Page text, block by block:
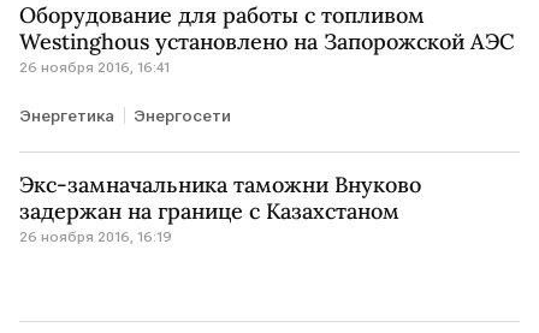
Оборудование для работы с топливом
Westinghous установлено на Запорожской АЭС
26 ноября 2016, 16:41
Энергетика Энергосети
Экс-замначальника таможни Внуково
задержан на границе с Казахстаном
26 ноября 2016, 16:19